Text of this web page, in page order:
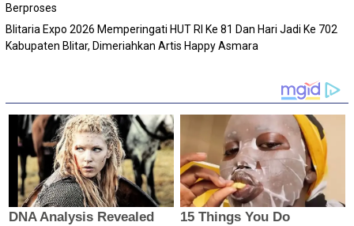
Berproses
Blitaria Expo 2026 Memperingati HUT RI Ke 81 Dan Hari Jadi Ke 702
Kabupaten Blitar, Dimeriahkan Artis Happy Asmara